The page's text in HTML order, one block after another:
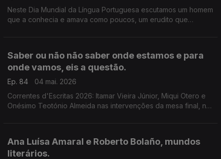
Neste Dia Mundial da Língua Portuguesa escutamos um homem
que a conhecia e amava como poucos, um erudito que
Saber ou não não saber onde estamos e para
onde vamos, eis a questão.
Ep. 84
04 mai. 2026
Correntes d'Escritas 2026: Itamar Vieira Júnior, Miqui Otero e
Onésimo Teotónio Almeida nas intervenções da mesa final, na
Ana Luísa Amaral e Roberto Bolaño, mundos
literários.